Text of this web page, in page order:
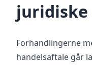
Forhandlingerne
handelsaftale går